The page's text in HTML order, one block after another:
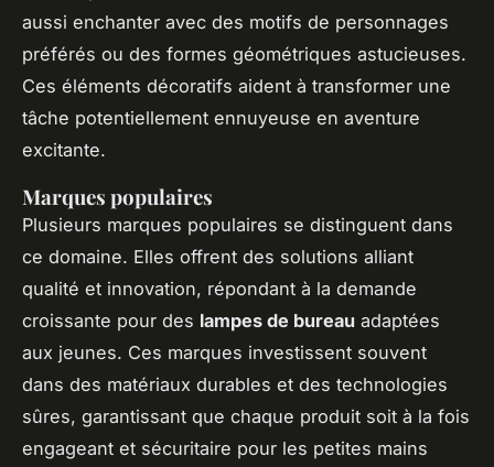
aussi enchanter avec des motifs de personnages
préférés ou des formes géométriques astucieuses.
Ces éléments décoratifs aident à transformer une
tâche potentiellement ennuyeuse en aventure
excitante.
Marques populaires
Plusieurs marques populaires se distinguent dans
ce domaine. Elles offrent des solutions alliant
qualité et innovation, répondant à la demande
croissante pour des lampes de bureau adaptées
aux jeunes. Ces marques investissent souvent
dans des matériaux durables et des technologies
sûres, garantissant que chaque produit soit à la fois
engageant et sécuritaire pour les petites mains